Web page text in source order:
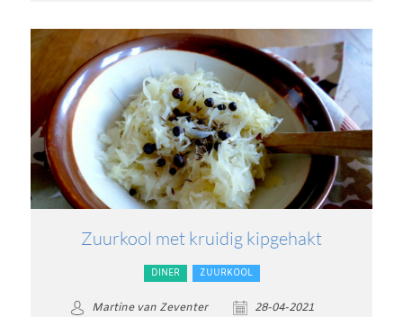
Zuurkool met kruidig kipgehakt
DINER ZUURKOOL
Martine van Zeventer 28-04-2021